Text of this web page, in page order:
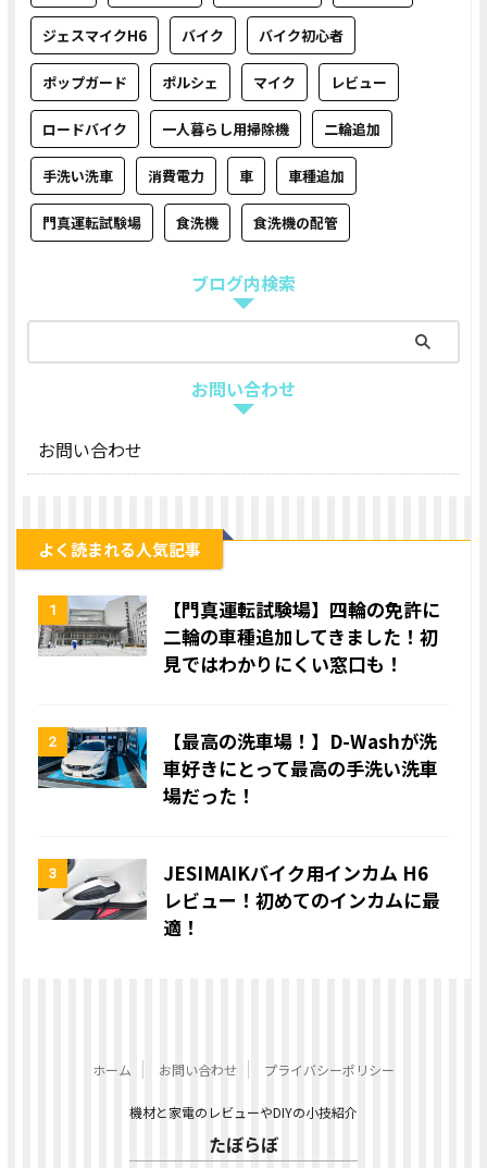
ジェスマイクH6 バイク バイク初心者
ポップガード ポルシェ マイク レビュー
ロードバイク 一人暮らし用掃除機 二輪追加
手洗い洗車 消費電力 車 車種追加
門真運転試験場 食洗機 食洗機の配管
ブログ内検索
お問い合わせ
お問い合わせ
よく読まれる人気記事
1
【門真運転試験場】四輪の免許に
二輪の車種追加してきました！初
見ではわかりにくい窓口も！
2
【最高の洗車場！】D-Washが洗
車好きにとって最高の手洗い洗車
場だった！
3
JESIMAIKバイク用インカム H6
レビュー！初めてのインカムに最
適！
ホーム お問い合わせ プライバシーポリシー
機材と家電のレビューやDIYの小技紹介
たぼらぼ